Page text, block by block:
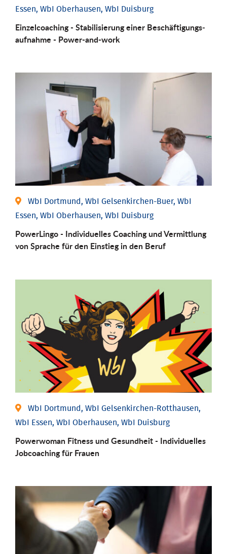
Essen, WbI Oberhausen, WbI Duisburg
Einzel­coaching - Stabili­sierung einer Be­schäftigungs­
aufnahme - Power-and-work
WbI Dortmund, WbI Gelsenkirchen-Buer, WbI
Essen, WbI Oberhausen, WbI Duisburg
PowerLingo - Individuelles Coaching und Vermittlung
von Sprache für den Einstieg in den Beruf
WbI Dortmund, WbI Gelsenkirchen-Rotthausen,
WbI Essen, WbI Oberhausen, WbI Duisburg
Powerwoman Fitness und Gesund­heit - Individu­elles
Job­coaching für Frauen